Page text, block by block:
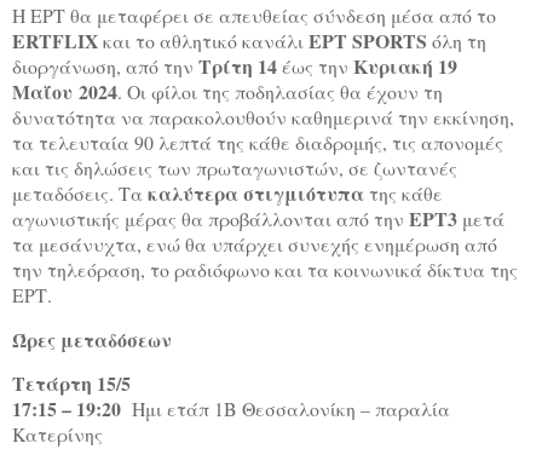
Η ΕΡΤ θα μεταφέρει σε απευθείας σύνδεση μέσα από το
ERTFLIXκαι το αθλητικό κανάλιΕΡΤ SPORTS όλη τη
διοργάνωση, από την Τρίτη 14έως την Κυριακή 19
Μαΐου 2024. Οι φίλοι της ποδηλασίας θα έχουν τη
δυνατότητα να παρακολουθούν καθημερινά την εκκίνηση,
τα τελευταία 90 λεπτά της κάθε διαδρομής, τις απονομές
και τις δηλώσεις των πρωταγωνιστών, σε ζωντανές
μεταδόσεις. Τα καλύτερα στιγμιότυπατης κάθε
αγωνιστικής μέρας θα προβάλλονται από την ΕΡΤ3 μετά
τα μεσάνυχτα, ενώ θα υπάρχει συνεχής ενημέρωση από
την τηλεόραση, το ραδιόφωνο και τα κοινωνικά δίκτυα της
ΕΡΤ.
Ώρες μεταδόσεων
Τετάρτη 15/5
17:15 – 19:20 Ημι ετάπ 1Β Θεσσαλονίκη – παραλία
Κατερίνης